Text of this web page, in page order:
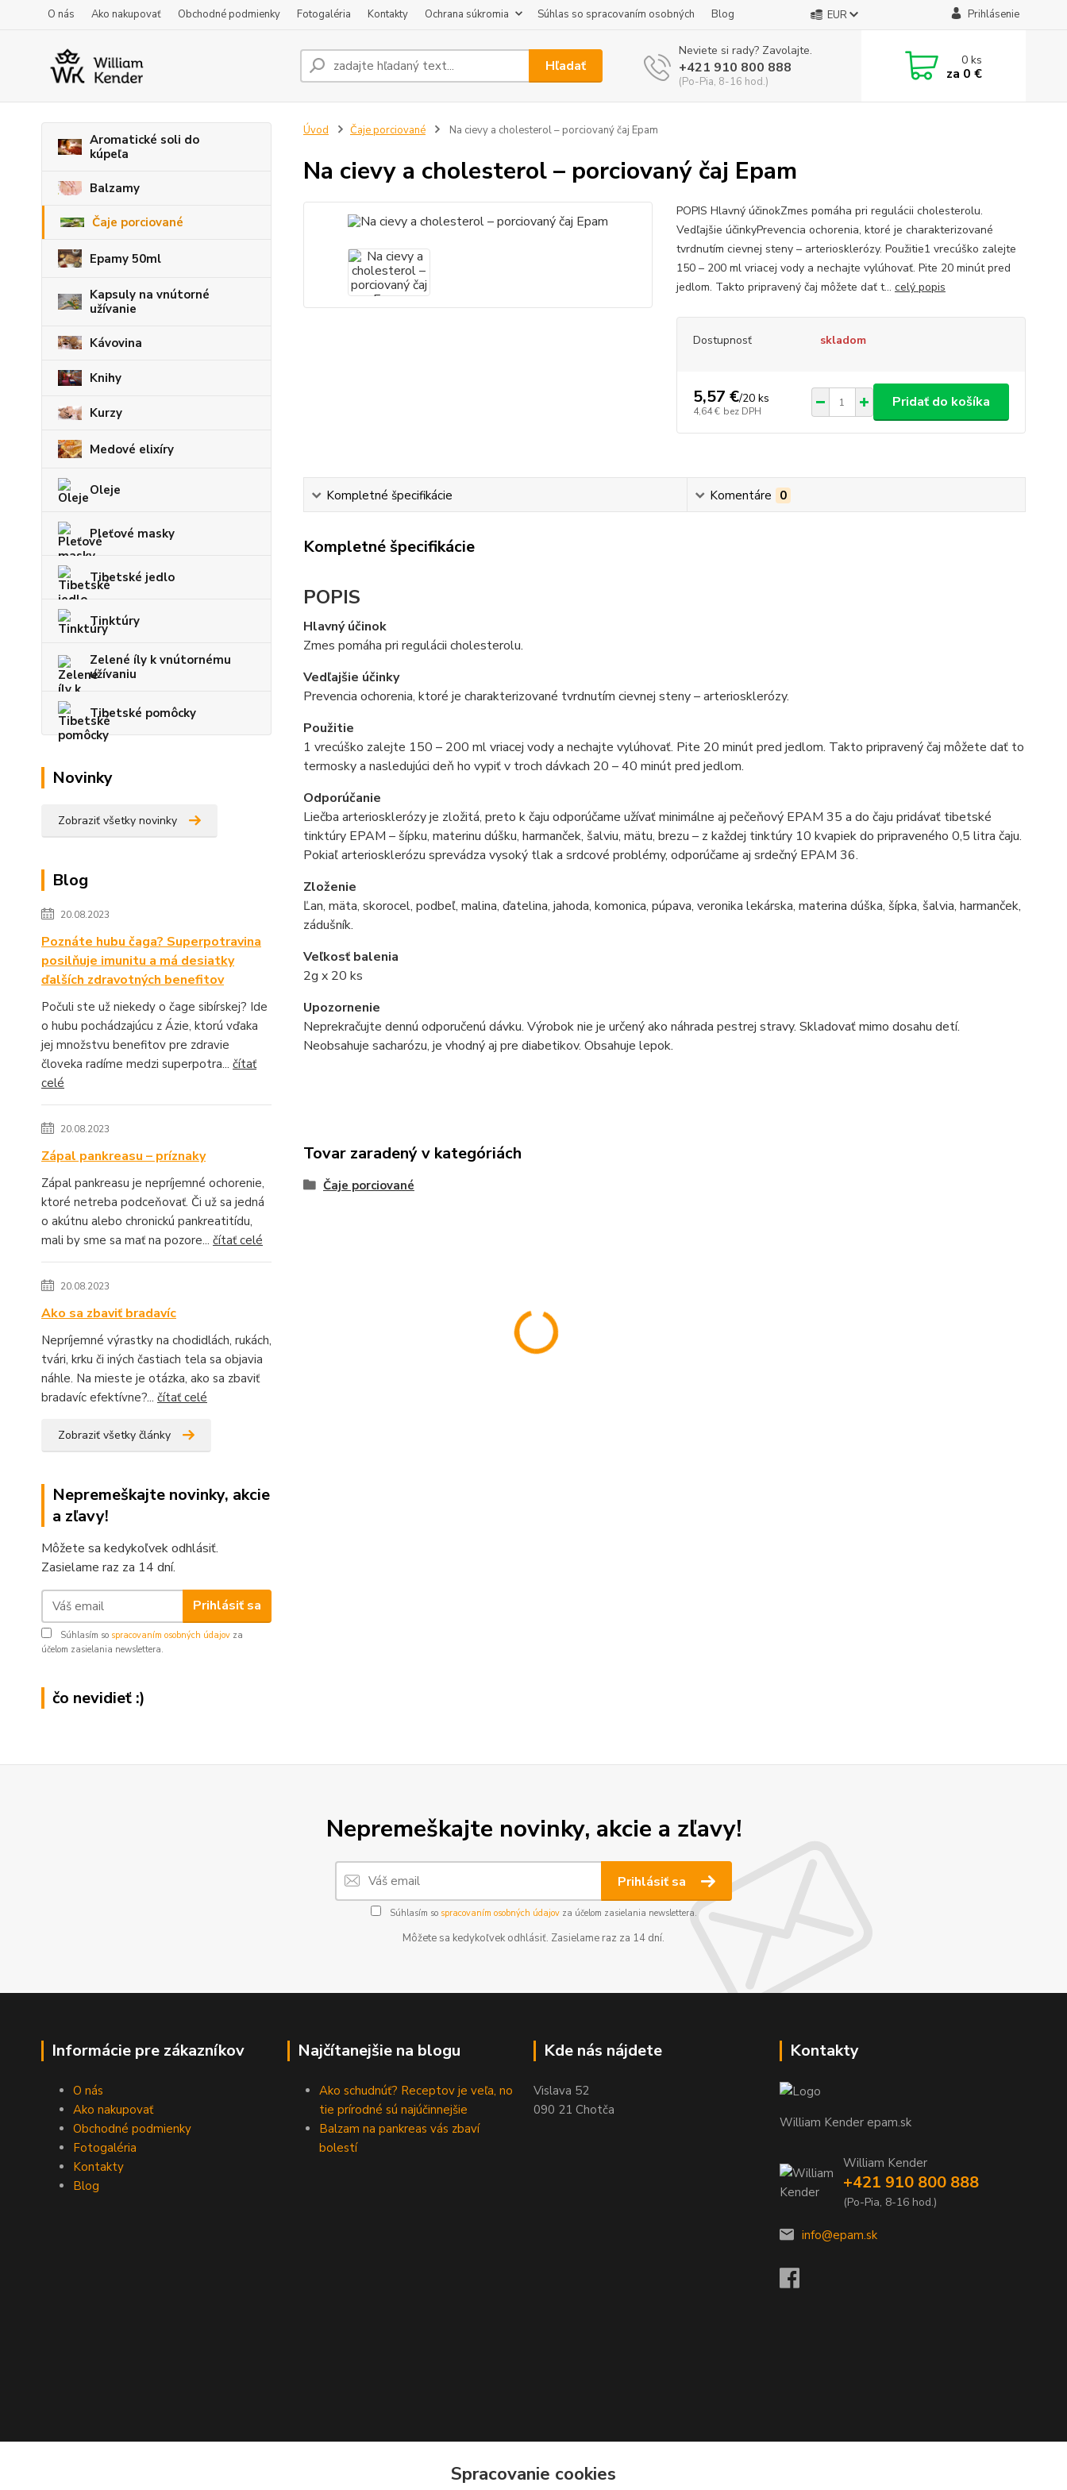
O nás Ako nakupovať Obchodné podmienky Fotogaléria Kontakty Ochrana súkromia Súhlas so spracovaním osobných Blog EUR Prihlásenie
Hľadať
Neviete si rady? Zavolajte.
+421 910 800 888
(Po-Pia, 8-16 hod.)
0ks
za 0 €
Aromatické soli do
kúpeľa
Balzamy
Čaje porciované
Epamy 50ml
Kapsuly na vnútorné
užívanie
Kávovina
Knihy
Kurzy
Medové elixíry
Oleje
Pleťové masky
Tibetské jedlo
Tinktúry
Zelené íly k vnútornému
užívaniu
Tibetské pomôcky
Novinky
Zobraziť všetky novinky
Blog
20.08.2023
Poznáte hubu čaga? Superpotravina
posilňuje imunitu a má desiatky
ďalších zdravotných benefitov
Počuli ste už niekedy o čage sibírskej? Ide
o hubu pochádzajúcu z Ázie, ktorú vďaka
jej množstvu benefitov pre zdravie
človeka radíme medzi superpotra... čítať
celé
20.08.2023
Zápal pankreasu – príznaky
Zápal pankreasu je nepríjemné ochorenie,
ktoré netreba podceňovať. Či už sa jedná
o akútnu alebo chronickú pankreatitídu,
mali by sme sa mať na pozore... čítať celé
20.08.2023
Ako sa zbaviť bradavíc
Nepríjemné výrastky na chodidlách, rukách,
tvári, krku či iných častiach tela sa objavia
náhle. Na mieste je otázka, ako sa zbaviť
bradavíc efektívne?... čítať celé
Zobraziť všetky články
Nepremeškajte novinky, akcie
a zľavy!
Môžete sa kedykoľvek odhlásiť.
Zasielame raz za 14 dní.
Prihlásiť sa
Súhlasím so spracovaním osobných údajov za
účelom zasielania newslettera.
čo nevidieť :)
Úvod Čaje porciované Na cievy a cholesterol – porciovaný čaj Epam
Na cievy a cholesterol – porciovaný čaj Epam
POPIS Hlavný účinokZmes pomáha pri regulácii cholesterolu.
Vedľajšie účinkyPrevencia ochorenia, ktoré je charakterizované
tvrdnutím cievnej steny – arteriosklerózy. Použitie1 vrecúško zalejte
150 – 200 ml vriacej vody a nechajte vylúhovať. Pite 20 minút pred
jedlom. Takto pripravený čaj môžete dať t... celý popis
Dostupnosť skladom
5,57 €/20 ks
4,64 € bez DPH
Pridať do košíka
Kompletné špecifikácie Komentáre 0
Kompletné špecifikácie
POPIS
Hlavný účinok
Zmes pomáha pri regulácii cholesterolu.
Vedľajšie účinky
Prevencia ochorenia, ktoré je charakterizované tvrdnutím cievnej steny – arteriosklerózy.
Použitie
1 vrecúško zalejte 150 – 200 ml vriacej vody a nechajte vylúhovať. Pite 20 minút pred jedlom. Takto pripravený čaj môžete dať to
termosky a nasledujúci deň ho vypiť v troch dávkach 20 – 40 minút pred jedlom.
Odporúčanie
Liečba arteriosklerózy je zložitá, preto k čaju odporúčame užívať minimálne aj pečeňový EPAM 35 a do čaju pridávať tibetské
tinktúry EPAM – šípku, materinu dúšku, harmanček, šalviu, mätu, brezu – z každej tinktúry 10 kvapiek do pripraveného 0,5 litra čaju.
Pokiaľ arteriosklerózu sprevádza vysoký tlak a srdcové problémy, odporúčame aj srdečný EPAM 36.
Zloženie
Ľan, mäta, skorocel, podbeľ, malina, ďatelina, jahoda, komonica, púpava, veronika lekárska, materina dúška, šípka, šalvia, harmanček,
zádušník.
Veľkosť balenia
2g x 20 ks
Upozornenie
Neprekračujte dennú odporučenú dávku. Výrobok nie je určený ako náhrada pestrej stravy. Skladovať mimo dosahu detí.
Neobsahuje sacharózu, je vhodný aj pre diabetikov. Obsahuje lepok.
Tovar zaradený v kategóriách
Čaje porciované
Nepremeškajte novinky, akcie a zľavy!
Prihlásiť sa
Súhlasím so spracovaním osobných údajovza účelom zasielania newslettera.
Môžete sa kedykoľvek odhlásiť. Zasielame raz za 14 dní.
Informácie pre zákazníkov
O nás
Ako nakupovať
Obchodné podmienky
Fotogaléria
Kontakty
Blog
Najčítanejšie na blogu
Ako schudnúť? Receptov je veľa, no
tie prírodné sú najúčinnejšie
Balzam na pankreas vás zbaví
bolestí
Kde nás nájdete
Vislava 52
090 21 Chotča
Kontakty
William Kender epam.sk
William Kender
+421 910 800 888
(Po-Pia, 8-16 hod.)
info@epam.sk
Spracovanie cookies